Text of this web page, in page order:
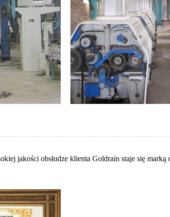
jakości obsłudze klienta Goldrain staje się